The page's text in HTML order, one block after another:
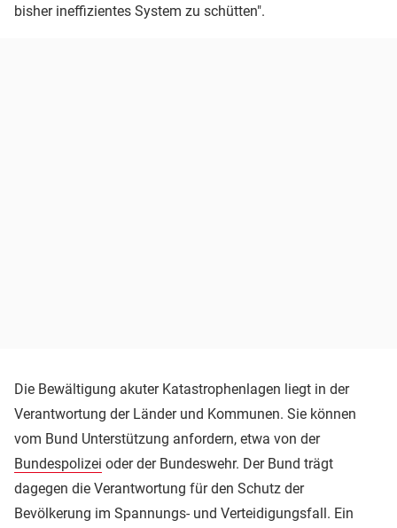
bisher ineffizientes System zu schütten".
Die Bewältigung akuter Katastrophenlagen liegt in der
Verantwortung der Länder und Kommunen. Sie können
vom Bund Unterstützung anfordern, etwa von der
Bundespolizei oder der Bundeswehr. Der Bund trägt
dagegen die Verantwortung für den Schutz der
Bevölkerung im Spannungs- und Verteidigungsfall. Ein